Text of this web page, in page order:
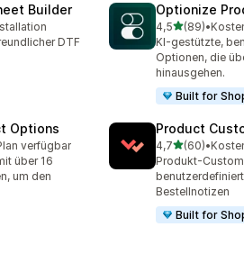
Builder
DTF
Optionize
4,5von 5 Sternen
(89)
89 Rezensionen
•
KI-gestützte,
Optionen, die
hinausgehen.
Built for
Options
verfügbar
über 16
um den
Product
4,7von 5 Sternen
(60)
60 Rezensionen
•
Produkt-
Bestellnotizen
Built for